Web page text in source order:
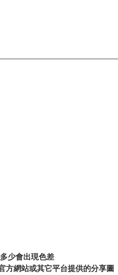
少會出現色差
方網站或其它平台提供的分享圖